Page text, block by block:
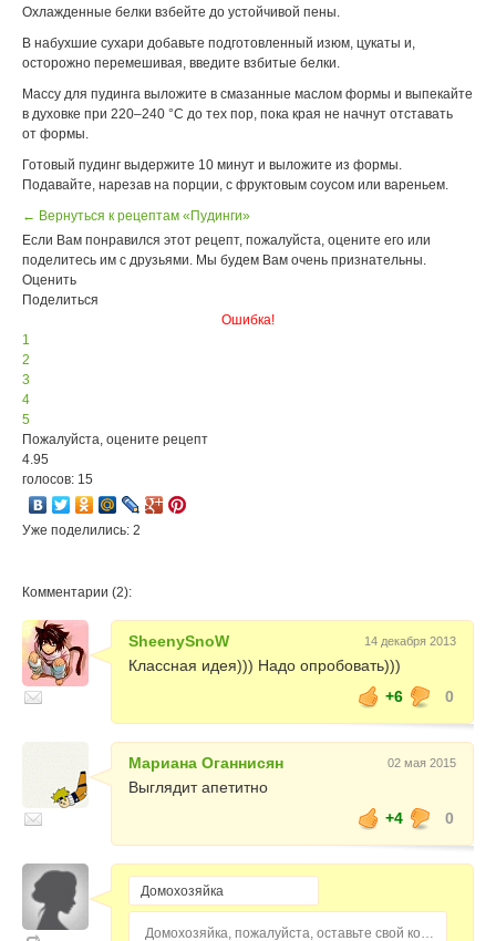
Охлажденные белки взбейте до устойчивой пены.
В набухшие сухари добавьте подготовленный изюм, цукаты и,
осторожно перемешивая, введите взбитые белки.
Массу для пудинга выложите в смазанные маслом формы и выпекайте
в духовке при 220–240 °С до тех пор, пока края не начнут отставать
от формы.
Готовый пудинг выдержите 10 минут и выложите из формы.
Подавайте, нарезав на порции, с фруктовым соусом или вареньем.
← Вернуться к рецептам «Пудинги»
Если Вам понравился этот рецепт, пожалуйста, оцените его или
поделитесь им с друзьями. Мы будем Вам очень признательны.
Оценить
Поделиться
Ошибка!
1
2
3
4
5
Пожалуйста, оцените рецепт
4.95
голосов: 15
Уже поделились: 2
Комментарии (2):
SheenySnoW 14 декабря 2013
Классная идея))) Надо опробовать)))
+6
0
Мариана Оганнисян 02 мая 2015
Выглядит апетитно
+4
0
Домохозяйка, пожалуйста, оставьте свой комментарий...